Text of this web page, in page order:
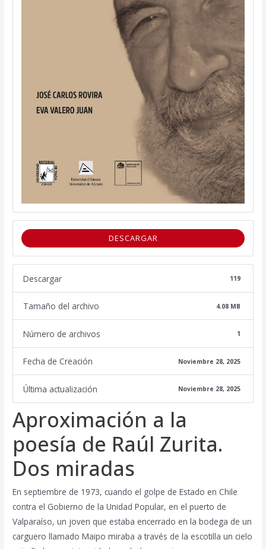
DESCARGAR
Descargar 119
Tamaño del archivo 4.08 MB
Número de archivos 1
Fecha de Creación Noviembre 28, 2025
Última actualización Noviembre 28, 2025
Aproximación a la
poesía de Raúl Zurita.
Dos miradas
En septiembre de 1973, cuando el golpe de Estado en Chile
contra el Gobierno de la Unidad Popular, en el puerto de
Valparaíso, un joven que estaba encerrado en la bodega de un
carguero llamado Maipo miraba a través de la escotilla un cielo